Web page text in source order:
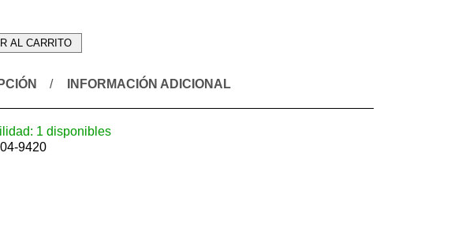
AL CARRITO
INFORMACIÓN ADICIONAL
1 disponibles
9420